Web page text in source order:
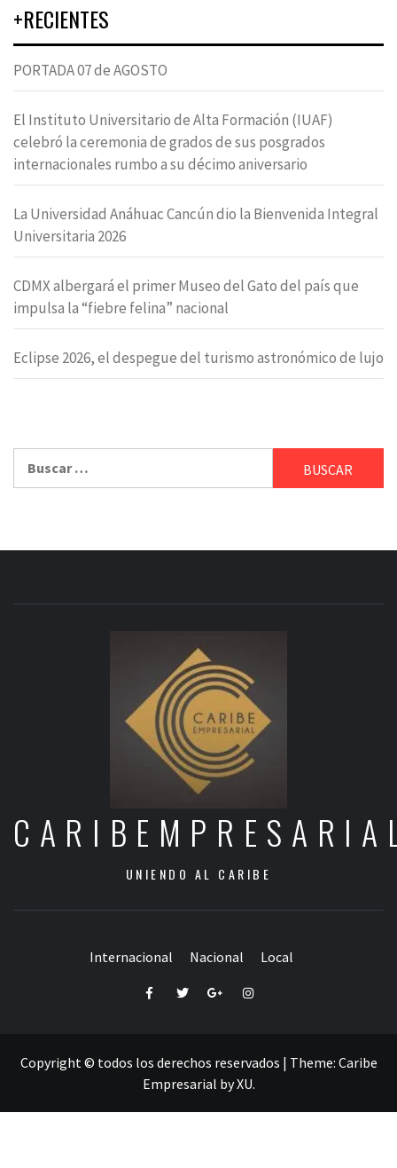
+RECIENTES
PORTADA 07 de AGOSTO
El Instituto Universitario de Alta Formación (IUAF)
celebró la ceremonia de grados de sus posgrados
internacionales rumbo a su décimo aniversario
La Universidad Anáhuac Cancún dio la Bienvenida Integral
Universitaria 2026
CDMX albergará el primer Museo del Gato del país que
impulsa la “fiebre felina” nacional
Eclipse 2026, el despegue del turismo astronómico de lujo
UNIENDO AL CARIBE
Internacional Nacional Local
FacebookTwitterGoogle+Instagram
Copyright © todos los derechos reservados | Theme: Caribe
Empresarial byXU.